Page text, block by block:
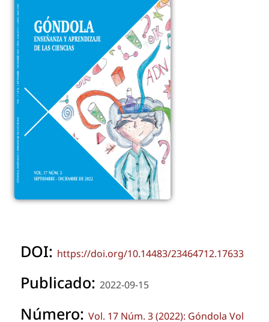
DOI: https://doi.org/10.14483/23464712.17633
Publicado: 2022-09-15
Número: Vol. 17 Núm. 3 (2022): Góndola Vol